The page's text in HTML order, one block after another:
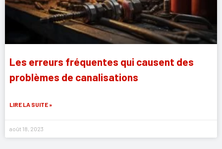
Les erreurs fréquentes qui causent des
problèmes de canalisations
LIRE LA SUITE »
août 18, 2023